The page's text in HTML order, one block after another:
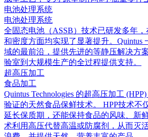
电池处理系统
电池处理系统
全固态电池（ASSB）技术已研发多年
和密度方面均实现了显著提升。Quintus
域的最前沿，提供先进的等静压解决方
验室到大规模生产的全过程提供支持。
超高压加工
食品加工
Quintus Technologies 的超高压加工
验证的天然食品保鲜技术。 HPP技术不
延长保质期，还能保持食品的风味、新
术利用高压代替高温或防腐剂，从而灭